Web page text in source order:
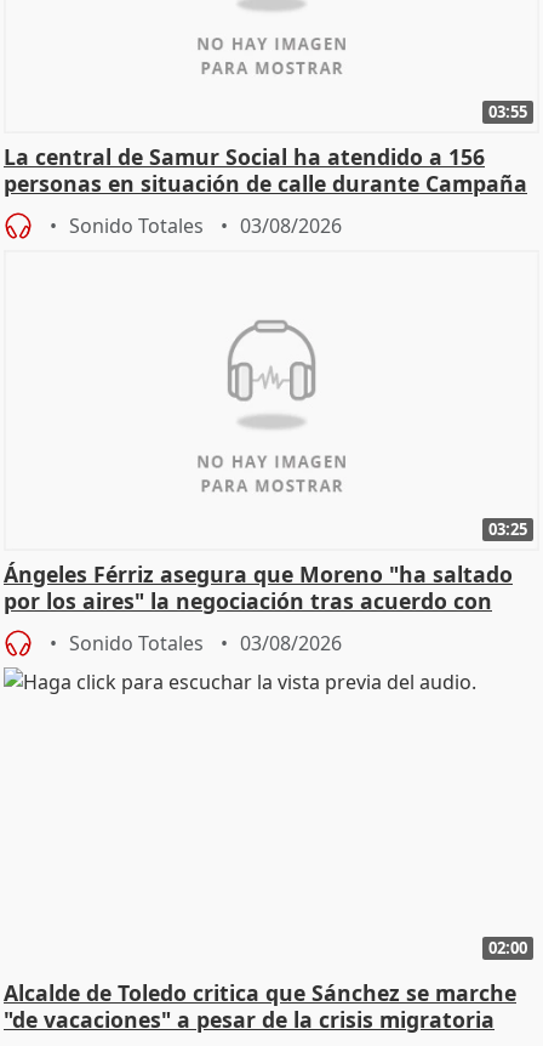
03:55
La central de Samur Social ha atendido a 156
personas en situación de calle durante Campaña
de Calor
Sonido Totales 03/08/2026
03:25
Ángeles Férriz asegura que Moreno "ha saltado
por los aires" la negociación tras acuerdo con
SMA
Sonido Totales 03/08/2026
02:00
Alcalde de Toledo critica que Sánchez se marche
"de vacaciones" a pesar de la crisis migratoria